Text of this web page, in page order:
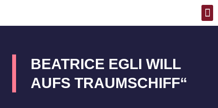
BEATRICE EGLI WILL
AUFS TRAUMSCHIFF“